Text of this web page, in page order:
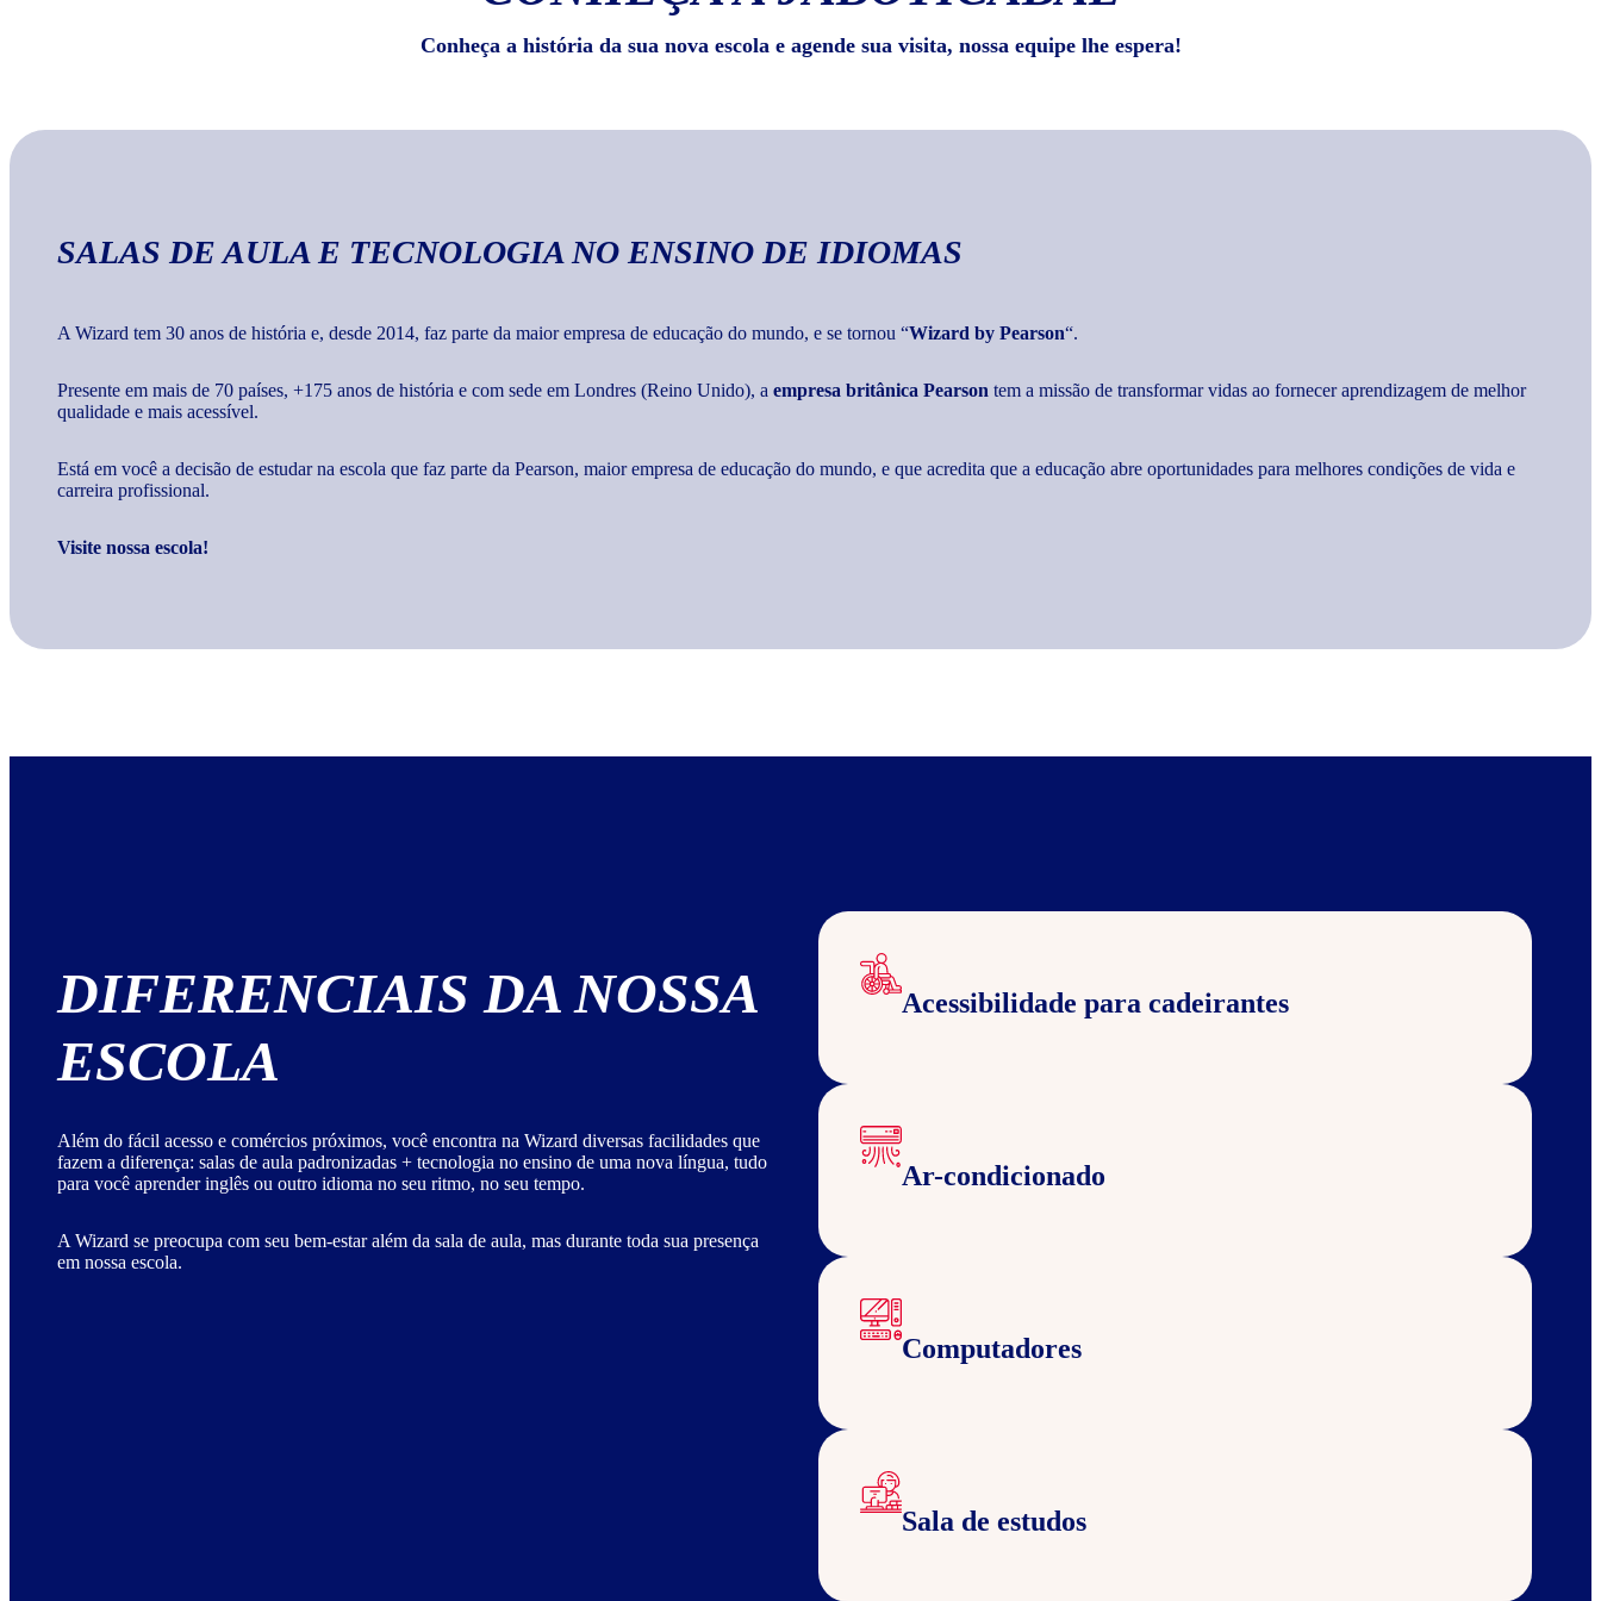
Conheça a história da sua nova escola e agende sua visita, nossa equipe lhe espera!
SALAS DE AULA E TECNOLOGIA NO ENSINO DE IDIOMAS
A Wizard tem 30 anos de história e, desde 2014, faz parte da maior empresa de educação do mundo, e se tornou “Wizard by Pearson“.
Presente em mais de 70 países, +175 anos de história e com sede em Londres (Reino Unido), a empresa britânica Pearson tem a missão de transformar vidas ao fornecer aprendizagem de melhor
qualidade e mais acessível.
Está em você a decisão de estudar na escola que faz parte da Pearson, maior empresa de educação do mundo, e que acredita que a educação abre oportunidades para melhores condições de vida e
carreira profissional.
Visite nossa escola!
DIFERENCIAIS DA NOSSA
ESCOLA
Além do fácil acesso e comércios próximos, você encontra na Wizard diversas facilidades que
fazem a diferença: salas de aula padronizadas + tecnologia no ensino de uma nova língua, tudo
para você aprender inglês ou outro idioma no seu ritmo, no seu tempo.
A Wizard se preocupa com seu bem-estar além da sala de aula, mas durante toda sua presença
em nossa escola.
Acessibilidade para cadeirantes
Ar-condicionado
Computadores
Sala de estudos